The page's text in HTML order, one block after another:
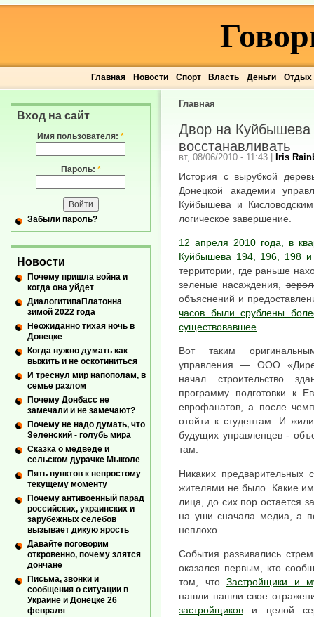
Главная Новости Спорт Власть Деньги Отдых
Главная
Двор на Куйбышева
восстанавливать
вт, 08/06/2010 - 11:43 | Iris
История с вырубкой
Донецкой академии
Куйбышева и
логическое завершение.
12 апреля 2010 года, в
Куйбышева 194, 196, 198 и
территории, где раньше
зеленые насаждения,
объяснений и
часов были срублены
существовавшее
Вот таким
управления — ООО
начал строительство
программу подготовки к
еврофанатов, а после
отойти к студентам. И
будущих управленцев -
там.
Никаких
жителями не было. Какие
лица, до сих пор остается
на уши сначала медиа, а
неплохо.
События развивались
оказался первым, кто
том, что Застройщики и
нашли нашли свое
застройщиков и целой
Вход на сайт
Имя пользователя: *
Пароль: *
Забыли пароль?
Новости
Почему пришла война и
когда она уйдет
ДиалогитипаПлатонна
зимой 2022 года
Неожиданно тихая ночь в
Донецке
Когда нужно думать как
выжить и не оскотиниться
И треснул мир напополам, в
семье разлом
Почему Донбасс не
замечали и не замечают?
Почему не надо думать, что
Зеленский - голубь мира
Сказка о медведе и
сельском дурачке Мыколе
Пять пунктов к непростому
текущему моменту
Почему антивоенный парад
российских, украинских и
зарубежных селебов
вызывает дикую ярость
Давайте поговорим
откровенно, почему злятся
дончане
Письма, звонки и
сообщения о ситуации в
Украине и Донецке 26
февраля